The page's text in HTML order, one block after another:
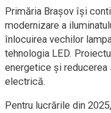
Primăria Brașov își
modernizare a
înlocuirea vechilor
tehnologia LED.
energetice și
electrică.
Pentru lucrările din